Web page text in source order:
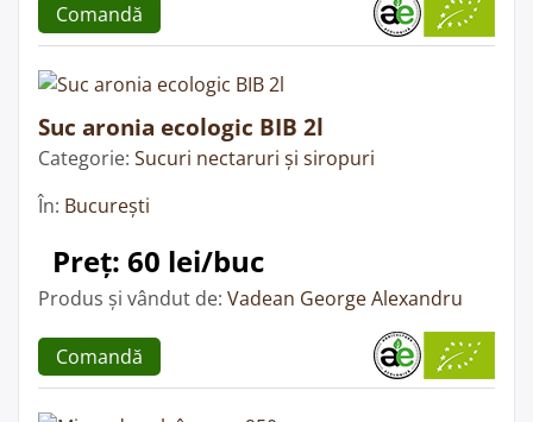
Comandă
Suc aronia ecologic BIB 2l
Categorie: Sucuri nectaruri și siropuri
În: București
Preț: 60 lei/buc
Produs și vândut de: Vadean George Alexandru
Comandă